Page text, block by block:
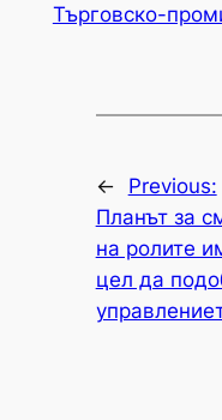
Търговско-
←
Previous:
Планът за
на ролите
цел да